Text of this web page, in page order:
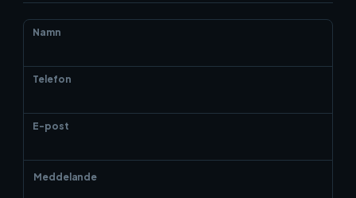
Namn
Telefon
E-post